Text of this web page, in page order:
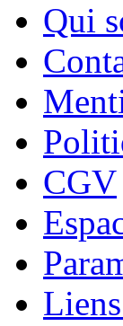
Qui
CGV